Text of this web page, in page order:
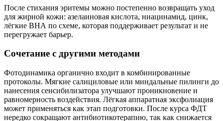
После стихания эритемы можно постепенно возвращать уход
для жирной кожи: азелаиновая кислота, ниацинамид, цинк,
лёгкие ВНА по схеме, которая поддерживает результат и не
перегружает барьер.
Сочетание с другими методами
Фотодинамика органично входит в комбинированные
протоколы. Мягкие салициловые или миндальные пилинги до
нанесения сенсибилизатора улучшают проникновение и
равномерность воздействия. Лёгкая аппаратная эксфолиация
может применяться как этап подготовки. После курса ФДТ
нередко сокращают антибиотикотерапию, так как снижается